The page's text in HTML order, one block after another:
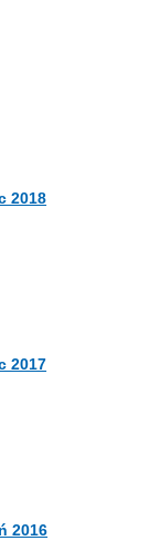
2018
2017
2016